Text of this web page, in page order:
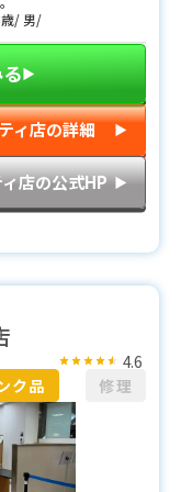
男
▶︎
ィ店の詳細 ▶︎
店の公式HP ▶︎
ク品 修理
4.6